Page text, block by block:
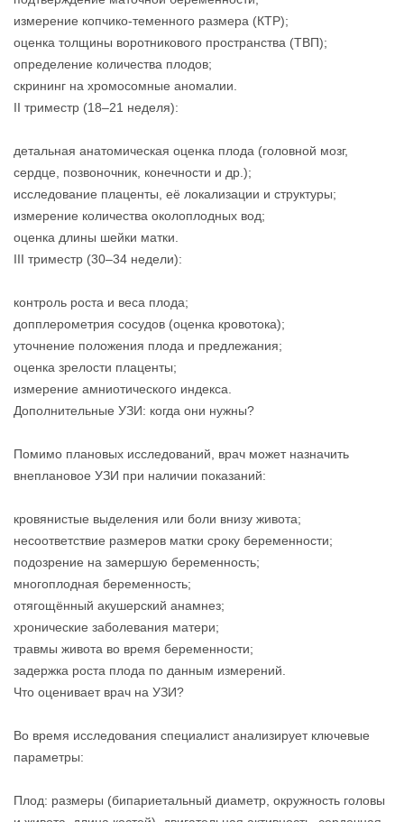
измерение копчико‑теменного размера (КТР);
оценка толщины воротникового пространства (ТВП);
определение количества плодов;
скрининг на хромосомные аномалии.
II триместр (18–21 неделя):
детальная анатомическая оценка плода (головной мозг,
сердце, позвоночник, конечности и др.);
исследование плаценты, её локализации и структуры;
измерение количества околоплодных вод;
оценка длины шейки матки.
III триместр (30–34 недели):
контроль роста и веса плода;
допплерометрия сосудов (оценка кровотока);
уточнение положения плода и предлежания;
оценка зрелости плаценты;
измерение амниотического индекса.
Дополнительные УЗИ: когда они нужны?
Помимо плановых исследований, врач может назначить
внеплановое УЗИ при наличии показаний:
кровянистые выделения или боли внизу живота;
несоответствие размеров матки сроку беременности;
подозрение на замершую беременность;
многоплодная беременность;
отягощённый акушерский анамнез;
хронические заболевания матери;
травмы живота во время беременности;
задержка роста плода по данным измерений.
Что оценивает врач на УЗИ?
Во время исследования специалист анализирует ключевые
параметры:
Плод: размеры (бипариетальный диаметр, окружность головы